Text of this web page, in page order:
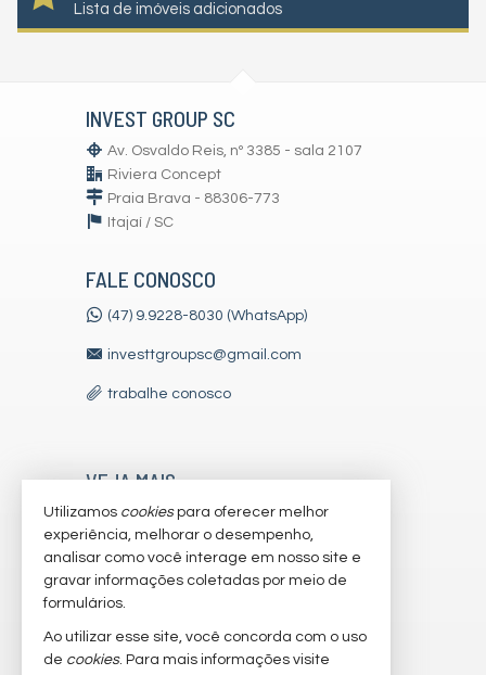
Lista de imóveis adicionados
INVEST GROUP SC
Av. Osvaldo Reis, nº 3385 - sala 2107
Riviera Concept
Praia Brava - 88306-773
Itajaí / SC
FALE CONOSCO
(47) 9.9228-8030 (WhatsApp)
investtgroupsc@gmail.com
trabalhe conosco
VEJA MAIS
receba nosso newsletter
indicadores financeiros
imóveis favoritos
Utilizamos cookiespara oferecer melhor
experiência, melhorar o desempenho,
analisar como você interage em nosso site e
gravar informações coletadas por meio de
formulários.
Ao utilizar esse site, você concorda com o uso
de cookies. Para mais informações visite